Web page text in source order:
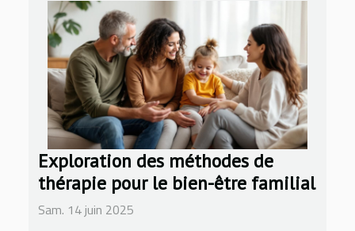
Exploration des méthodes de
thérapie pour le bien-être familial
Sam. 14 juin 2025